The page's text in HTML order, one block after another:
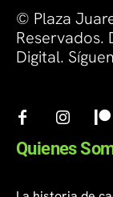
© Plaza
Reservados.
Digital.
Quienes